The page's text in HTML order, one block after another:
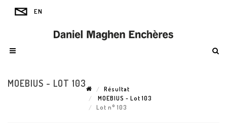
MOEBIUS - LOT 103
Résultat
MOEBIUS - Lot 103
Lot n° 103